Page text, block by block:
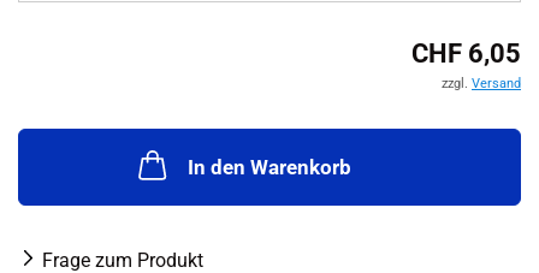
CHF 6,05
zzgl. Versand
In den Warenkorb
Frage zum Produkt